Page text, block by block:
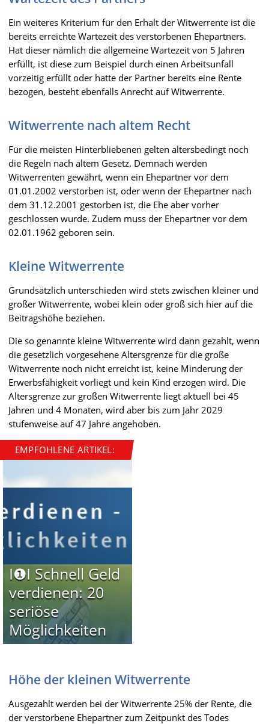
Ein weiteres Kriterium für den Erhalt der Witwerrente ist die
bereits erreichte Wartezeit des verstorbenen Ehepartners.
Hat dieser nämlich die allgemeine Wartezeit von 5 Jahren
erfüllt, ist diese zum Beispiel durch einen Arbeitsunfall
vorzeitig erfüllt oder hatte der Partner bereits eine Rente
bezogen, besteht ebenfalls Anrecht auf Witwerrente.
Witwerrente nach altem Recht
Für die meisten Hinterbliebenen gelten altersbedingt noch
die Regeln nach altem Gesetz. Demnach werden
Witwerrenten gewährt, wenn ein Ehepartner vor dem
01.01.2002 verstorben ist, oder wenn der Ehepartner nach
dem 31.12.2001 gestorben ist, die Ehe aber vorher
geschlossen wurde. Zudem muss der Ehepartner vor dem
02.01.1962 geboren sein.
Kleine Witwerrente
Grundsätzlich unterschieden wird stets zwischen kleiner und
großer Witwerrente, wobei klein oder groß sich hier auf die
Beitragshöhe beziehen.
Die so genannte kleine Witwerrente wird dann gezahlt, wenn
die gesetzlich vorgesehene Altersgrenze für die große
Witwerrente noch nicht erreicht ist, keine Minderung der
Erwerbsfähigkeit vorliegt und kein Kind erzogen wird. Die
Altersgrenze zur großen Witwerrente liegt aktuell bei 45
Jahren und 4 Monaten, wird aber bis zum Jahr 2029
stufenweise auf 47 Jahre angehoben.
EMPFOHLENE ARTIKEL:
I❶I Schnell Geld
verdienen: 20
seriöse
Möglichkeiten
Höhe der kleinen Witwerrente
Ausgezahlt werden bei der Witwerrente 25% der Rente, die
der verstorbene Ehepartner zum Zeitpunkt des Todes